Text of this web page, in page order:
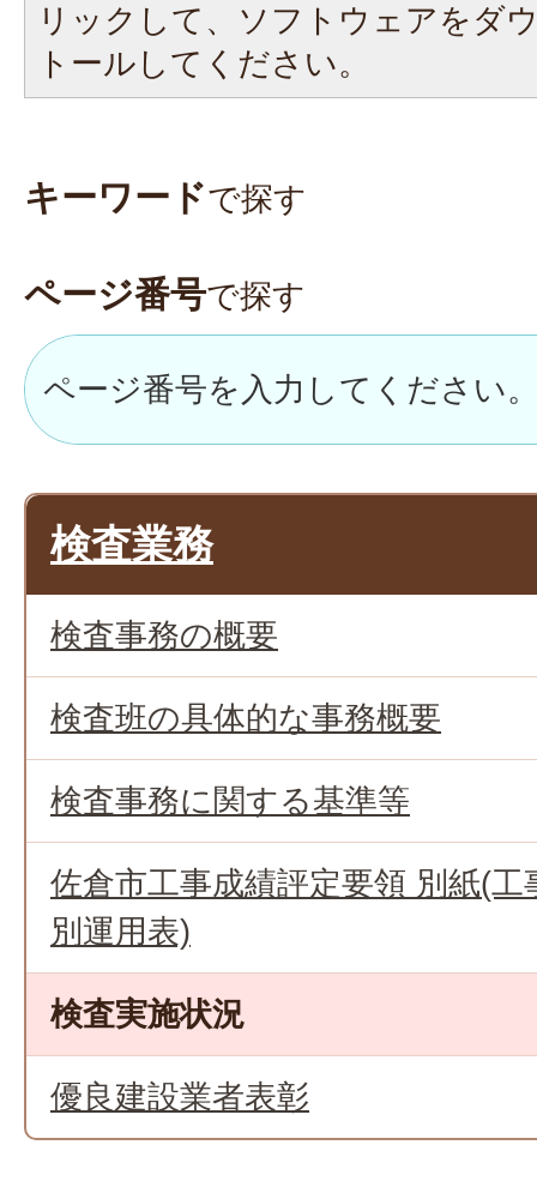
リックして、ソフトウェアをダ
トールしてください。
キーワードで探す
ページ番号で探す
検査業務
検査事務の概要
検査班の具体的な事務概要
検査事務に関する基準等
佐倉市工事成績評定要領 別紙(
別運用表)
検査実施状況
優良建設業者表彰